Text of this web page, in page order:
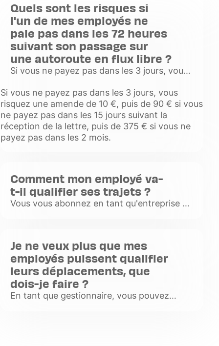
Quels sont les risques si
l'un de mes employés ne
paie pas dans les 72 heures
suivant son passage sur
une autoroute en flux libre ?
Si vous ne payez pas dans les 3 jours, vous
vous ne payez pas dans les 15 jours suivant
la réception de la
Voir
plus
Si vous ne payez pas dans les 3 jours, vous
risquez une amende de 10 €, puis de 90 € si vous
ne payez pas dans les 15 jours suivant la
réception de la lettre, puis de 375 € si vous ne
payez pas dans les 2 mois.
Comment mon employé va-
t-il qualifier ses trajets ?
Vous vous abonnez en tant qu'entreprise et
Voir
plus
Je ne veux plus que mes
employés puissent qualifier
leurs déplacements, que
dois-je faire ?
En tant que gestionnaire, vous pouvez